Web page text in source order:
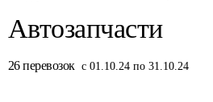
Автозапчасти
26 перевозок с 01.10.24 по 31.10.24